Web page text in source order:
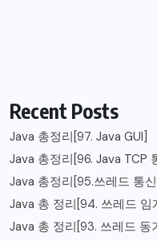
Recent Posts
Java 총정리[97. Java GUI]
Java 총정리[96. Java TCP
Java 총정리[95.쓰레드 통신]
Java 총 정리[94. 쓰레드 임
Java 총 정리[93. 쓰레드 동